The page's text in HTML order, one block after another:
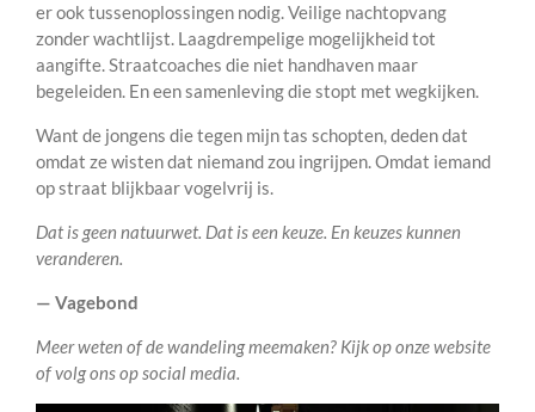
er ook tussenoplossingen nodig. Veilige nachtopvang
zonder wachtlijst. Laagdrempelige mogelijkheid tot
aangifte. Straatcoaches die niet handhaven maar
begeleiden. En een samenleving die stopt met wegkijken.
Want de jongens die tegen mijn tas schopten, deden dat
omdat ze wisten dat niemand zou ingrijpen. Omdat iemand
op straat blijkbaar vogelvrij is.
Dat is geen natuurwet. Dat is een keuze. En keuzes kunnen
veranderen.
— Vagebond
Meer weten of de wandeling meemaken? Kijk op onze website
of volg ons op social media.